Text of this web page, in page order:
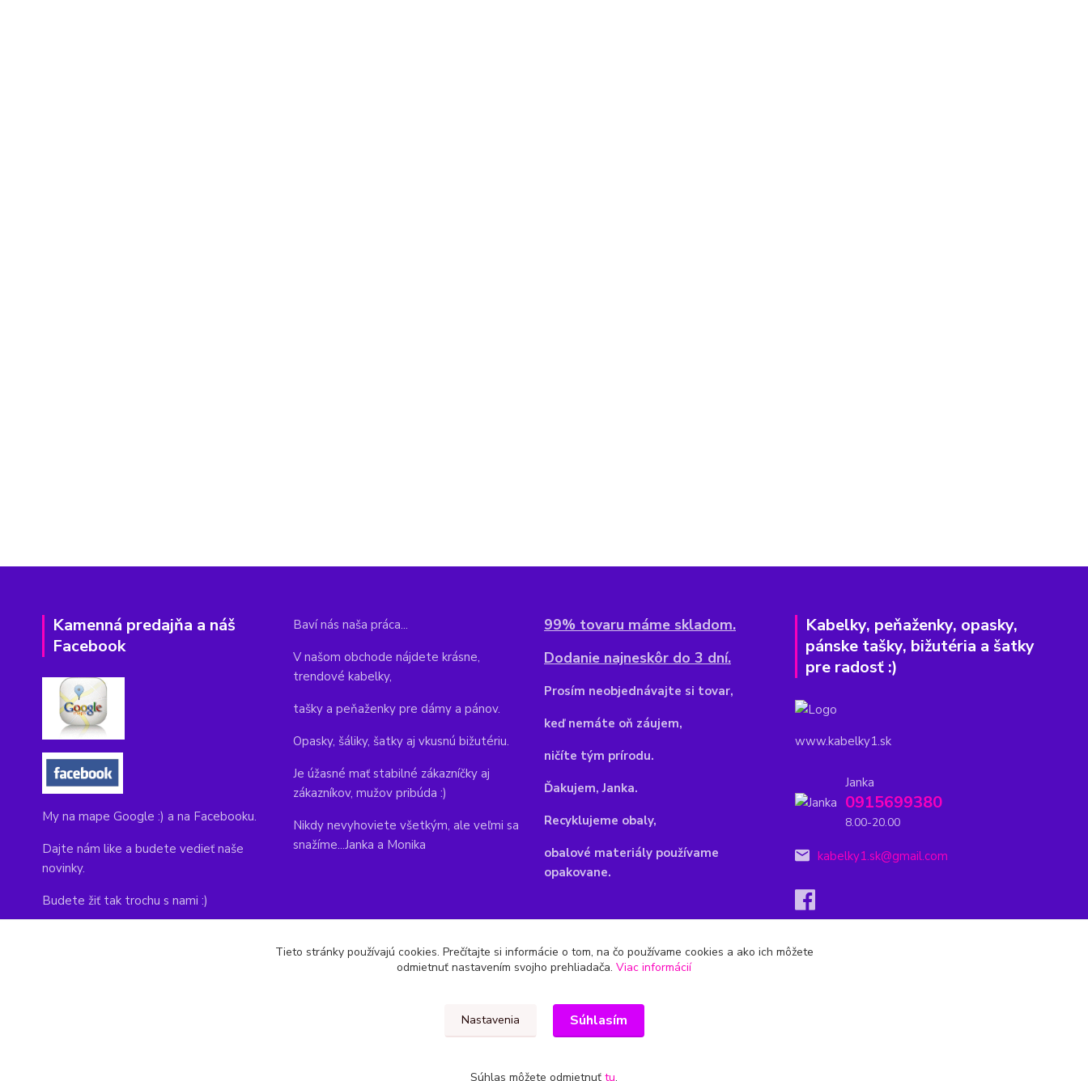
Kamenná predajňa a náš
Facebook
My na mape Google :) a na Facebooku.
Dajte nám like a budete vedieť naše
novinky.
Budete žiť tak trochu s nami :)
Baví nás naša práca...
V našom obchode nájdete krásne,
trendové kabelky,
tašky a peňaženky pre dámy a pánov.
Opasky, šáliky, šatky aj vkusnú bižutériu.
Je úžasné mať stabilné zákazníčky aj
zákazníkov, mužov pribúda :)
Nikdy nevyhoviete všetkým, ale veľmi sa
snažíme...Janka a Monika
99% tovaru máme skladom.
Dodanie najneskôr do 3 dní.
Prosím neobjednávajte si tovar,
keď nemáte oň záujem,
ničíte tým prírodu.
Ďakujem, Janka.
Recyklujeme obaly,
obalové materiály používame
opakovane.
Kabelky, peňaženky, opasky,
pánske tašky, bižutéria a šatky
pre radosť :)
www.kabelky1.sk
Janka
0915699380
8.00-20.00
kabelky1.sk@gmail.com
Tieto stránky používajú cookies. Prečítajte si informácie o tom, na čo používame cookies a ako ich môžete
odmietnuť nastavením svojho prehliadača. Viac informácií
Nastavenia Súhlasím
Súhlas môžete odmietnuť tu.